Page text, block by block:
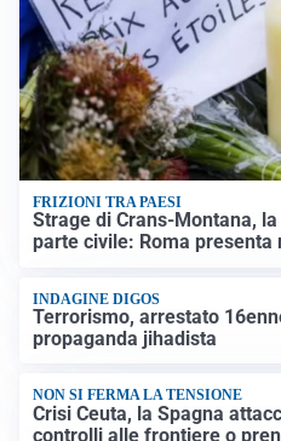
FRIZIONI TRA PAESI
Strage di Crans-Montana,
parte civile: Roma presenta
INDAGINE DIGOS
Terrorismo, arrestato
propaganda jihadista
NON SI FERMA LA TENSIONE
Crisi Ceuta, la Spagna
controlli alle frontiere o